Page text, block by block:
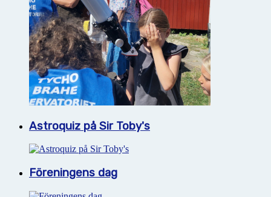
Astroquiz på Sir Toby's
Föreningens dag